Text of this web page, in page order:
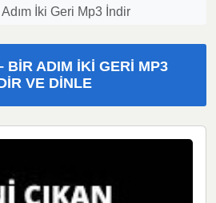
İki Geri Mp3 İndir
BIR ADIM İKI GERI MP3
VE DINLE